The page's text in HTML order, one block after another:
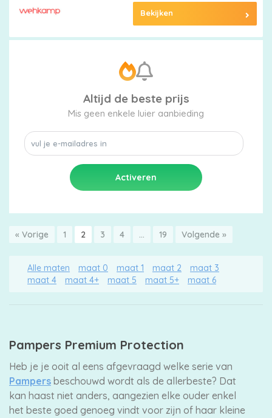
Bekijken
Altijd de beste prijs
Mis geen enkele luier aanbieding
« Vorige 1 2 3 4 … 19 Volgende »
Alle maten maat 0 maat 1 maat 2
maat 3
maat 4
maat 4+ maat 5 maat 5+ maat 6
Pampers Premium Protection
Heb je je ooit al eens afgevraagd welke serie van
Pampers beschouwd wordt als de allerbeste? Dat
kan haast niet anders, aangezien elke ouder enkel
het beste goed genoeg vindt voor zijn of haar kleine